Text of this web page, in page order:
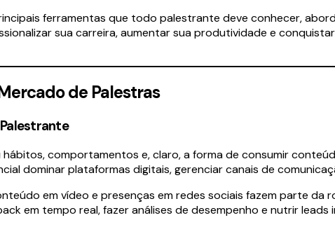
ferramentas que todo palestrante deve conhecer,
sua carreira, aumentar sua produtividade e
de Palestras
comportamentos e, claro, a forma de consumir
dominar plataformas digitais, gerenciar canais de
em vídeo e presenças em redes sociais fazem parte
em tempo real, fazer análises de desempenho e nutrir